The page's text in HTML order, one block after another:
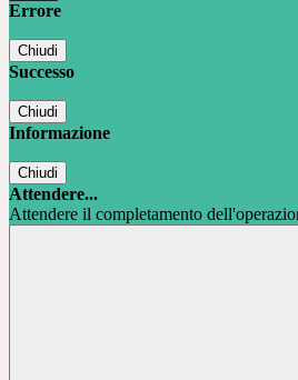
Errore
Chiudi
Successo
Chiudi
Informazione
Chiudi
Attendere...
Attendere il completamento